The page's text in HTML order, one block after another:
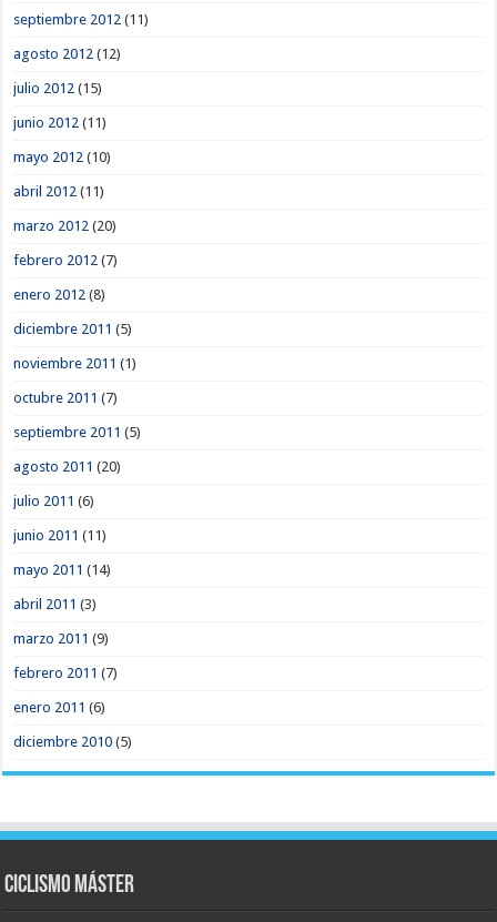
septiembre 2012 (11)
agosto 2012 (12)
julio 2012 (15)
junio 2012 (11)
mayo 2012 (10)
abril 2012 (11)
marzo 2012 (20)
febrero 2012 (7)
enero 2012 (8)
diciembre 2011 (5)
noviembre 2011 (1)
octubre 2011 (7)
septiembre 2011 (5)
agosto 2011 (20)
julio 2011 (6)
junio 2011 (11)
mayo 2011 (14)
abril 2011 (3)
marzo 2011 (9)
febrero 2011 (7)
enero 2011 (6)
diciembre 2010 (5)
Ciclismo Máster